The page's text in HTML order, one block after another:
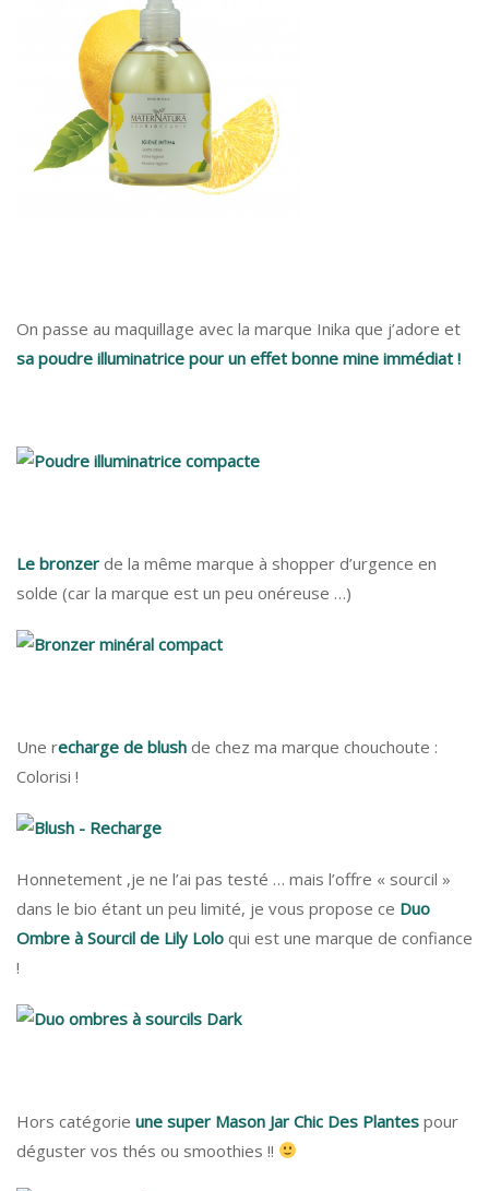
On passe au maquillage avec la marque Inika que j’adore et
sa poudre illuminatrice pour un effet bonne mine immédiat !
Le bronzer de la même marque à shopper d’urgence en
solde (car la marque est un peu onéreuse …)
Une recharge de blush de chez ma marque chouchoute :
Colorisi !
Honnetement ,je ne l’ai pas testé … mais l’offre « sourcil »
dans le bio étant un peu limité, je vous propose ce Duo
Ombre à Sourcil de Lily Lolo qui est une marque de confiance
!
Hors catégorie une super Mason Jar Chic Des Plantes pour
déguster vos thés ou smoothies !!